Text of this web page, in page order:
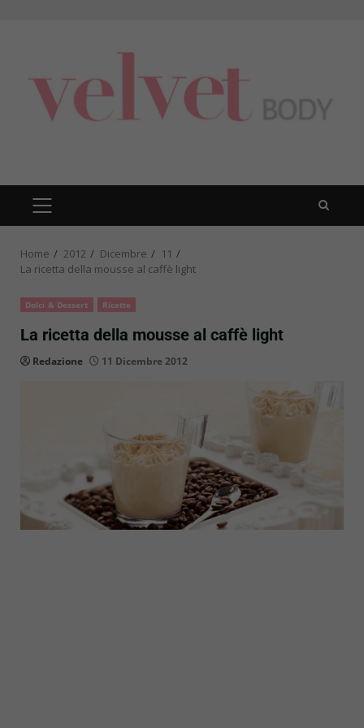
PRIMARY
MENU
Home 2012 Dicembre
11
La ricetta della mousse al caffè light
Dolci & Dessert Ricette
La ricetta della mousse al caffè light
Redazione 11 Dicembre 2012